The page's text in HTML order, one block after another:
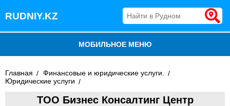
RUDNIY.KZ
МОБИЛЬНОЕ МЕНЮ
Главная
Финансовые и юридические услуги.
Юридические услуги
ТОО Бизнес Консалтинг Центр